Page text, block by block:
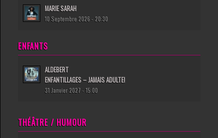
MARIE SARAH
10 Septembre 2026 - 20:30
ENFANTS
ALDEBERT
ENFANTILLAGES – JAMAIS ADULTE!
31 Janvier 2027 - 15:00
THÉÂTRE / HUMOUR